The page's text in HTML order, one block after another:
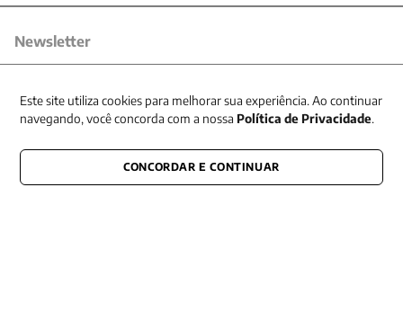
Newsletter
CONECTE-SE CONOSCO
Este site utiliza cookies para melhorar sua experiência. Ao continuar
navegando, você concorda com a nossa Política de Privacidade.
CONCORDAR E CONTINUAR